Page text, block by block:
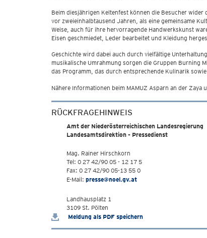
Beim diesjährigen Keltenfest können die Besucher
vor zweieinhalbtausend Jahren, als eine gemeinsame
Weise, auch für ihre hervorragende Handwerkskunst
Eisen geschmiedet, Leder bearbeitet und Kleidung
Geschichte wird dabei auch durch vielfältige
musikalische Umrahmung sorgen die Gruppen Burning
das Programm, das durch entsprechende Kulinarik
Nähere Informationen beim MAMUZ Asparn an der
RÜCKFRAGEHINWEIS
Amt der Niederösterreichischen Landesregierung
Landesamtsdirektion - Pressedienst
Mag. Rainer Hirschkorn
Tel: 0 27 42/90 05 - 12 17 5
Fax: 0 27 42/90 05-13 55 0
E-Mail: presse@noel.gv.at
Landhausplatz 1
3109 St. Pölten
Meldung als PDF speichern